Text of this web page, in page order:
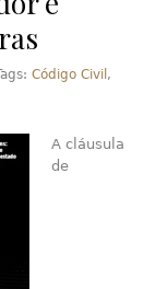
Código Civil ,
A cláusula
de